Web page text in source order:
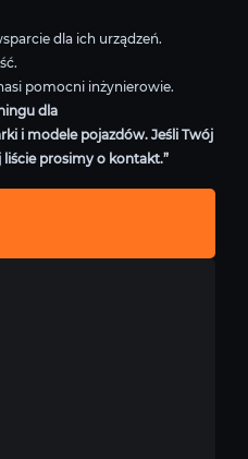
dla ich urządzeń.
pomocni inżynierowie.
dla
i modele pojazdów. Jeśli Twój
liście prosimy o kontakt.”